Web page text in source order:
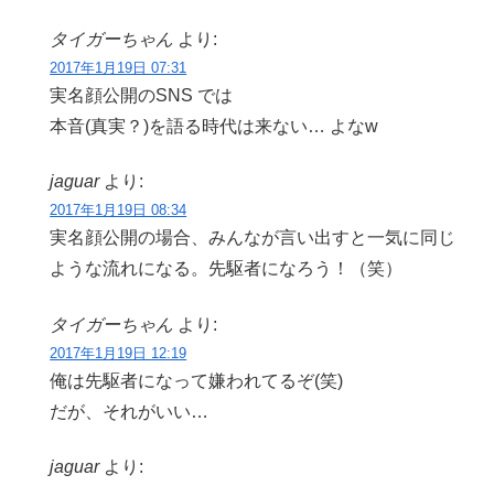
タイガーちゃん より:
2017年1月19日 07:31
実名顔公開のSNS では
本音(真実？)を語る時代は来ない… よなw
jaguar より:
2017年1月19日 08:34
実名顔公開の場合、みんなが言い出すと一気に同じ
ような流れになる。先駆者になろう！（笑）
タイガーちゃん より:
2017年1月19日 12:19
俺は先駆者になって嫌われてるぞ(笑)
だが、それがいい…
jaguar より: